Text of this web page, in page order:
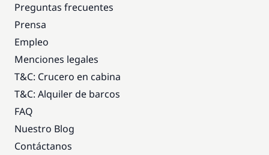
Preguntas frecuentes
Prensa
Empleo
Menciones legales
T&C: Crucero en cabina
T&C: Alquiler de barcos
FAQ
Nuestro Blog
Contáctanos